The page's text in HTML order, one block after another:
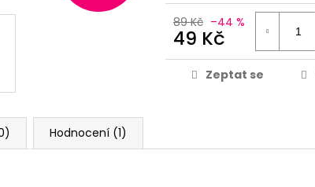
89 Kč –44 %
49 Kč
Zeptat se
Hodnocení (1)